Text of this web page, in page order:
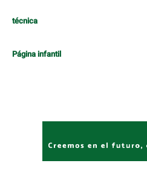
técnica
Página infantil